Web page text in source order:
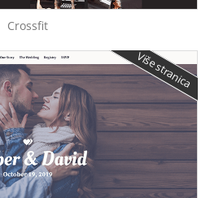
Crossfit
Više stranica